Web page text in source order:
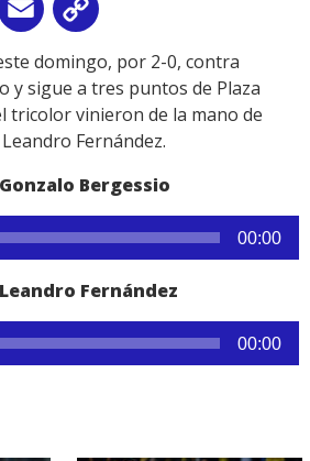
Email
Link
domingo, por 2-0, contra
y sigue a tres puntos de Plaza
tricolor vinieron de la mano de
Fernández.
Bergessio
00:00
Fernández
00:00